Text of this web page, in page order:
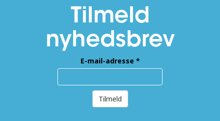
Tilmeld
nyhedsbrev
E-mail-adresse *
Tilmeld